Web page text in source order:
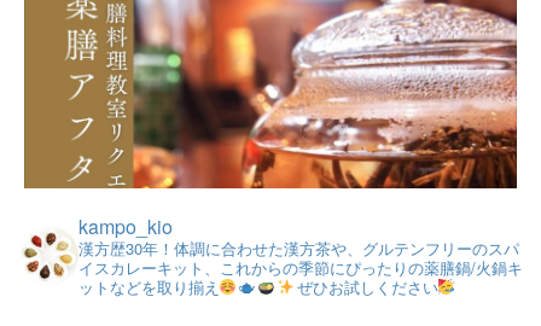
kampo_kio
漢方歴30年！体調に合わせた漢方茶や、グルテンフリーのスパ
イスカレーキット、これからの季節にぴったりの薬膳鍋/火鍋キ
ットなどを取り揃え
ぜひお試しください